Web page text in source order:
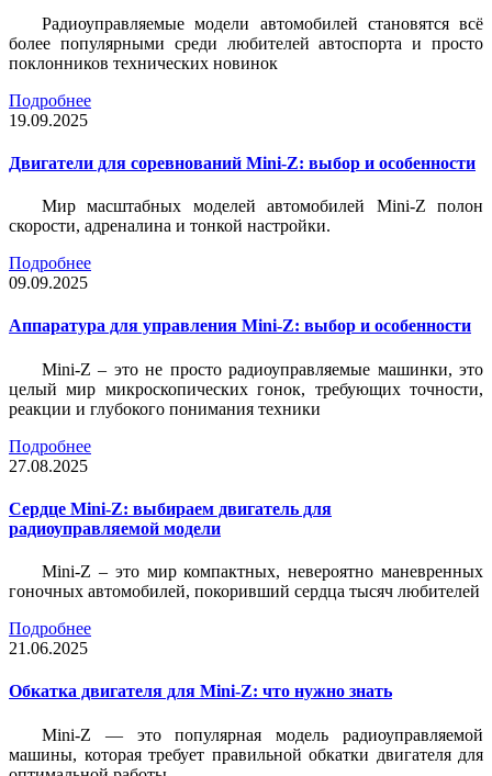
Радиоуправляемые модели автомобилей становятся всё
более популярными среди любителей автоспорта и просто
поклонников технических новинок
Подробнее
19.09.2025
Двигатели для соревнований Mini-Z: выбор и особенности
Мир масштабных моделей автомобилей Mini-Z полон
скорости, адреналина и тонкой настройки.
Подробнее
09.09.2025
Аппаратура для управления Mini-Z: выбор и особенности
Mini-Z – это не просто радиоуправляемые машинки, это
целый мир микроскопических гонок, требующих точности,
реакции и глубокого понимания техники
Подробнее
27.08.2025
Сердце Mini-Z: выбираем двигатель для
радиоуправляемой модели
Mini-Z – это мир компактных, невероятно маневренных
гоночных автомобилей, покоривший сердца тысяч любителей
Подробнее
21.06.2025
Обкатка двигателя для Mini-Z: что нужно знать
Mini-Z — это популярная модель радиоуправляемой
машины, которая требует правильной обкатки двигателя для